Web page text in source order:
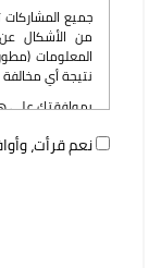
جميع
من الأشكال
المعلومات
نتيجة أي
بموافقتك على
أو أي محتوى
بمختلف
مخالفة، سواء
لأي سبب
والتنظيمية؛
نعم قرأت،